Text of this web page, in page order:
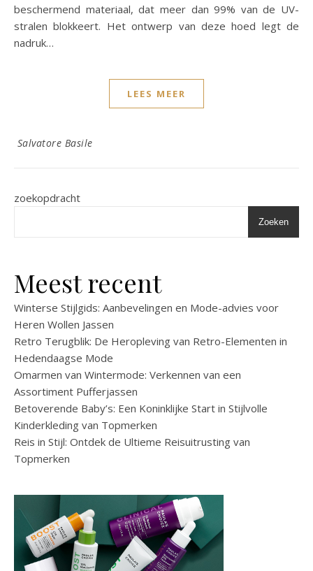
beschermend materiaal, dat meer dan 99% van de UV-
stralen blokkeert. Het ontwerp van deze hoed legt de
nadruk…
LEES MEER
Salvatore Basile
zoekopdracht
Zoeken
Meest recent
Winterse Stijlgids: Aanbevelingen en Mode-advies voor
Heren Wollen Jassen
Retro Terugblik: De Heropleving van Retro-Elementen in
Hedendaagse Mode
Omarmen van Wintermode: Verkennen van een
Assortiment Pufferjassen
Betoverende Baby’s: Een Koninklijke Start in Stijlvolle
Kinderkleding van Topmerken
Reis in Stijl: Ontdek de Ultieme Reisuitrusting van
Topmerken